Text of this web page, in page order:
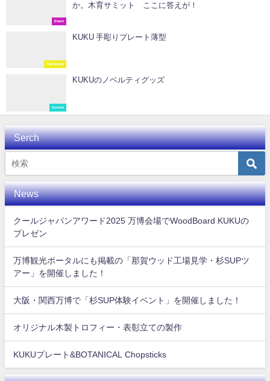
Event
か。木育サミット ここに答えが！
Tableware
KUKU 手彫りプレート薄型
Goods
KUKUのノベルティグッズ
Serch
News
クールジャパンアワード2025 万博会場でWoodBoard KUKUの
プレゼン
万博観光ポータルにも掲載の「那賀ウッド工場見学・杉SUPツ
アー」を開催しました！
大阪・関西万博で「杉SUP体験イベント」を開催しました！
オリジナル木製トロフィー・表彰立ての製作
KUKUプレート&BOTANICAL Chopsticks